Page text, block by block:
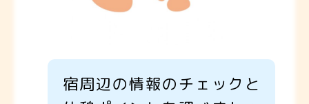
宿周辺の情報のチェックと